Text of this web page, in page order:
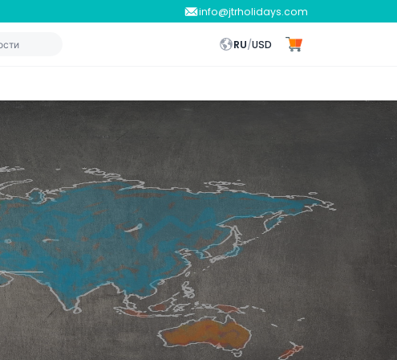
info@jtrholidays.com
RU/USD